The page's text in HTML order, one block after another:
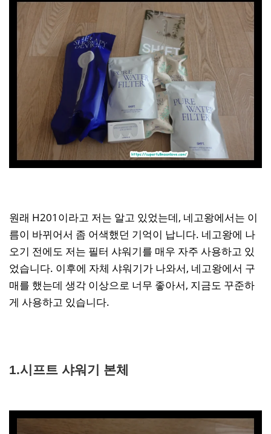
원래 H201이라고 저는 알고 있었는데, 네고왕에서는 이
름이 바뀌어서 좀 어색했던 기억이 납니다. 네고왕에 나
오기 전에도 저는 필터 샤워기를 매우 자주 사용하고 있
었습니다. 이후에 자체 샤워기가 나와서, 네고왕에서 구
매를 했는데 생각 이상으로 너무 좋아서, 지금도 꾸준하
게 사용하고 있습니다.
1.시프트 샤워기 본체